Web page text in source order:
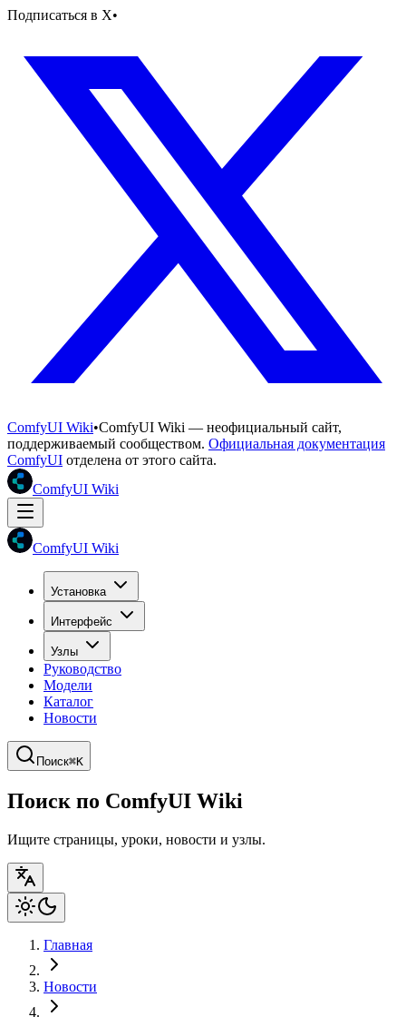
Подписаться в X•
ComfyUI Wiki•ComfyUI Wiki — неофициальный сайт,
поддерживаемый сообществом. Официальная документация
ComfyUI отделена от этого сайта.
ComfyUI Wiki
ComfyUI Wiki
Установка
Интерфейс
Узлы
Руководство
Модели
Каталог
Новости
Поиск⌘K
Поиск по ComfyUI Wiki
Ищите страницы, уроки, новости и узлы.
Главная
Новости